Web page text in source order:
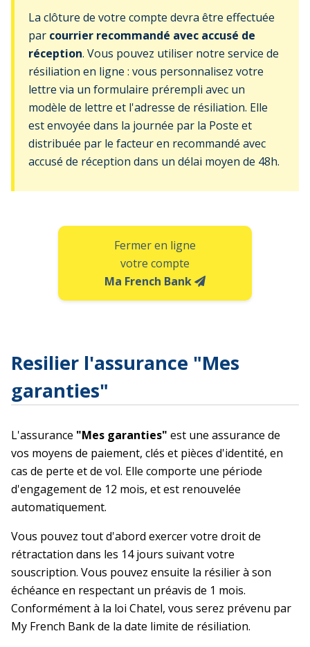
La clôture de votre compte devra être effectuée
par courrier recommandé avec accusé de
réception. Vous pouvez utiliser notre service de
résiliation en ligne : vous personnalisez votre
lettre via un formulaire prérempli avec un
modèle de lettre et l'adresse de résiliation. Elle
est envoyée dans la journée par la Poste et
distribuée par le facteur en recommandé avec
accusé de réception dans un délai moyen de 48h.
Fermer en ligne
votre compte
Ma French Bank
Resilier l'assurance "Mes
garanties"
L'assurance "Mes garanties" est une assurance de
vos moyens de paiement, clés et pièces d'identité, en
cas de perte et de vol. Elle comporte une période
d'engagement de 12 mois, et est renouvelée
automatiquement.
Vous pouvez tout d'abord exercer votre droit de
rétractation dans les 14 jours suivant votre
souscription. Vous pouvez ensuite la résilier à son
échéance en respectant un préavis de 1 mois.
Conformément à la loi Chatel, vous serez prévenu par
My French Bank de la date limite de résiliation.